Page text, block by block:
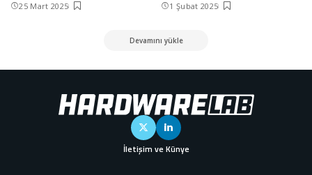
25 Mart 2025 1 Şubat 2025
Devamını yükle
İletişim ve Künye